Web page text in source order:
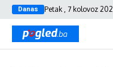
Danas Petak , 7 kolovoz